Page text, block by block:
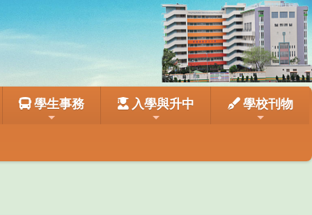
學生事務 入學與升中 學校刊物